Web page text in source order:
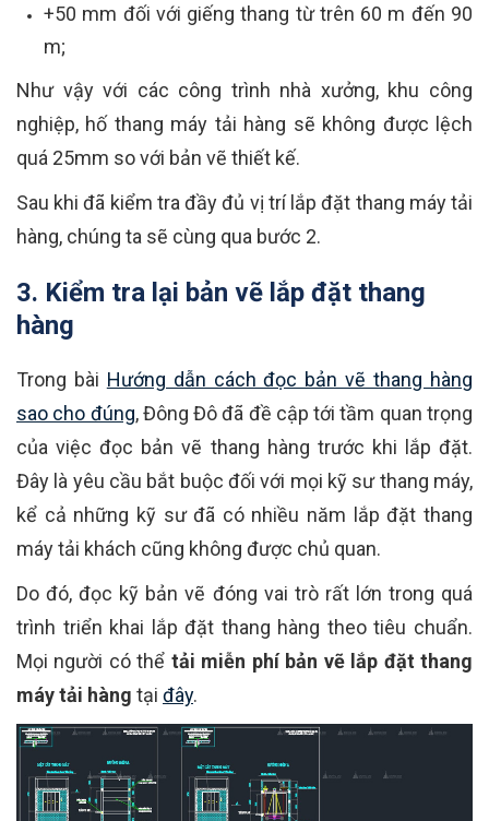
+50 mm đối với giếng thang từ trên 60 m đến 90
m;
Như vậy với các công trình nhà xưởng, khu công
nghiệp, hố thang máy tải hàng sẽ không được lệch
quá 25mm so với bản vẽ thiết kế.
Sau khi đã kiểm tra đầy đủ vị trí lắp đặt thang máy tải
hàng, chúng ta sẽ cùng qua bước 2.
3. Kiểm tra lại bản vẽ lắp đặt thang
hàng
Trong bài Hướng dẫn cách đọc bản vẽ thang hàng
sao cho đúng, Đông Đô đã đề cập tới tầm quan trọng
của việc đọc bản vẽ thang hàng trước khi lắp đặt.
Đây là yêu cầu bắt buộc đối với mọi kỹ sư thang máy,
kể cả những kỹ sư đã có nhiều năm lắp đặt thang
máy tải khách cũng không được chủ quan.
Do đó, đọc kỹ bản vẽ đóng vai trò rất lớn trong quá
trình triển khai lắp đặt thang hàng theo tiêu chuẩn.
Mọi người có thể tải miễn phí bản vẽ lắp đặt thang
máy tải hàng tại đây.